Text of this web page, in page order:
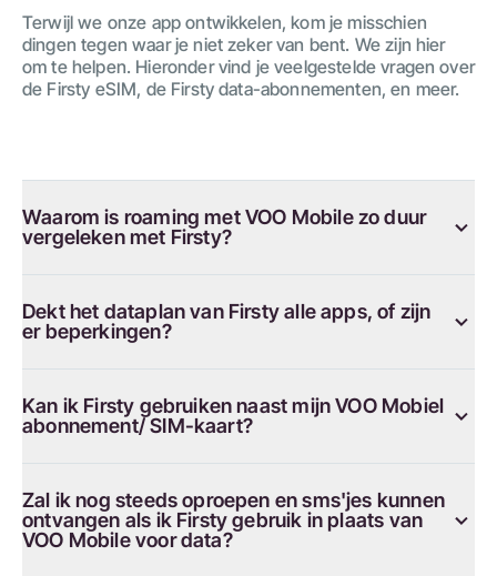
Terwijl we onze app ontwikkelen, kom je misschien
dingen tegen waar je niet zeker van bent. We zijn hier
om te helpen. Hieronder vind je veelgestelde vragen over
de Firsty eSIM, de Firsty data-abonnementen, en meer.
Waarom is roaming met VOO Mobile zo duur
vergeleken met Firsty?
Dekt het dataplan van Firsty alle apps, of zijn
er beperkingen?
Kan ik Firsty gebruiken naast mijn VOO Mobiel
abonnement/ SIM-kaart?
Zal ik nog steeds oproepen en sms'jes kunnen
ontvangen als ik Firsty gebruik in plaats van
VOO Mobile voor data?